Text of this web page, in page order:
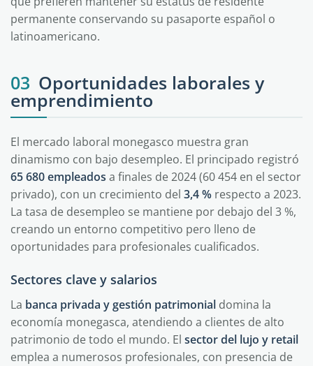
permanente conservando su pasaporte español o
latinoamericano.
03 Oportunidades laborales y
emprendimiento
El mercado laboral monegasco muestra gran
dinamismo con bajo desempleo. El principado registró
65 680 empleados a finales de 2024 (60 454 en el sector
privado), con un crecimiento del 3,4 % respecto a 2023.
La tasa de desempleo se mantiene por debajo del 3 %,
creando un entorno competitivo pero lleno de
oportunidades para profesionales cualificados.
Sectores clave y salarios
La banca privada y gestión patrimonial domina la
economía monegasca, atendiendo a clientes de alto
patrimonio de todo el mundo. El sector del lujo y retail
emplea a numerosos profesionales, con presencia de